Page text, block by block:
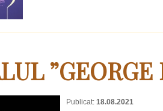
”GEORGE
Publicat: 18.08.2021